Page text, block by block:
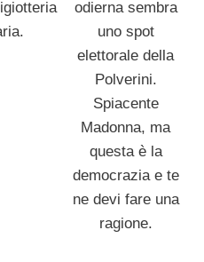
odierna sembra
uno spot
elettorale della
Polverini.
Spiacente
Madonna, ma
questa è la
democrazia e te
ne devi fare una
ragione.